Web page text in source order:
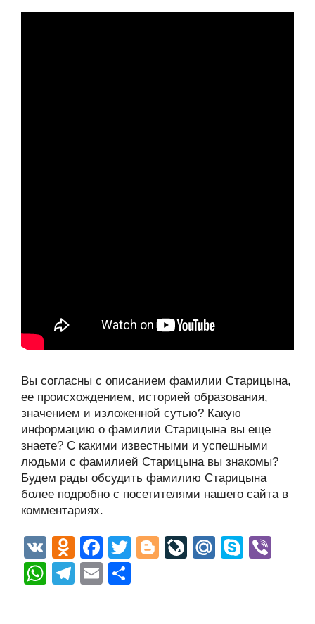
Вы согласны с описанием фамилии Старицына,
ее происхождением, историей образования,
значением и изложенной сутью? Какую
информацию о фамилии Старицына вы еще
знаете? С какими известными и успешными
людьми с фамилией Старицына вы знакомы?
Будем рады обсудить фамилию Старицына
более подробно с посетителями нашего сайта в
комментариях.
V
K
O
d
n
F
a
c
T
Bl
Li
M
S
W
T
E